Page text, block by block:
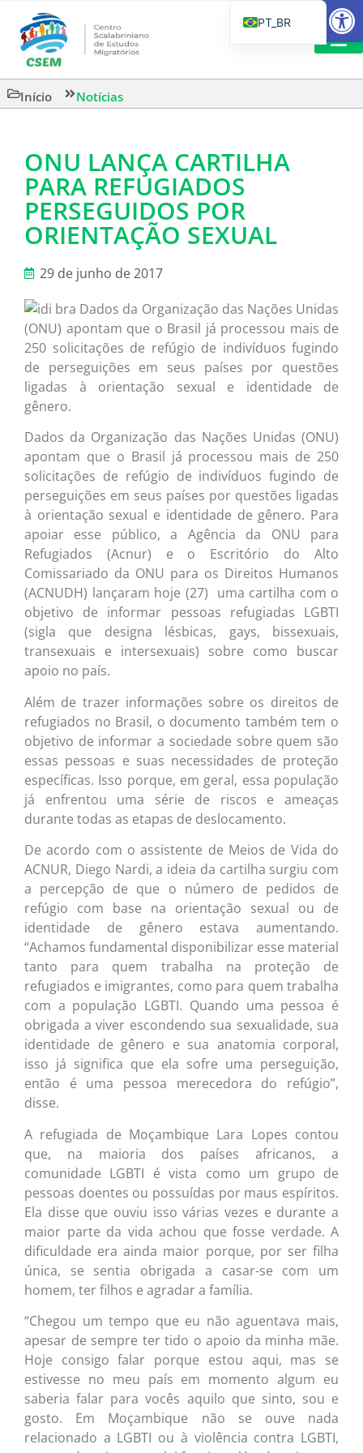
Início Notícias
ONU LANÇA CARTILHA
PARA REFUGIADOS
PERSEGUIDOS POR
ORIENTAÇÃO SEXUAL
29 de junho de 2017
Dados da Organização das Nações Unidas
(ONU) apontam que o Brasil já processou mais de
250 solicitações de refúgio de indivíduos fugindo
de perseguições em seus países por questões
ligadas à orientação sexual e identidade de
gênero.
Dados da Organização das Nações Unidas (ONU)
apontam que o Brasil já processou mais de 250
solicitações de refúgio de indivíduos fugindo de
perseguições em seus países por questões ligadas
à orientação sexual e identidade de gênero. Para
apoiar esse público, a Agência da ONU para
Refugiados (Acnur) e o Escritório do Alto
Comissariado da ONU para os Direitos Humanos
(ACNUDH) lançaram hoje (27) uma cartilha com o
objetivo de informar pessoas refugiadas LGBTI
(sigla que designa lésbicas, gays, bissexuais,
transexuais e intersexuais) sobre como buscar
apoio no país.
Além de trazer informações sobre os direitos de
refugiados no Brasil, o documento também tem o
objetivo de informar a sociedade sobre quem são
essas pessoas e suas necessidades de proteção
específicas. Isso porque, em geral, essa população
já enfrentou uma série de riscos e ameaças
durante todas as etapas de deslocamento.
De acordo com o assistente de Meios de Vida do
ACNUR, Diego Nardi, a ideia da cartilha surgiu com
a percepção de que o número de pedidos de
refúgio com base na orientação sexual ou de
identidade de gênero estava aumentando.
“Achamos fundamental disponibilizar esse material
tanto para quem trabalha na proteção de
refugiados e imigrantes, como para quem trabalha
com a população LGBTI. Quando uma pessoa é
obrigada a viver escondendo sua sexualidade, sua
identidade de gênero e sua anatomia corporal,
isso já significa que ela sofre uma perseguição,
então é uma pessoa merecedora do refúgio”,
disse.
A refugiada de Moçambique Lara Lopes contou
que, na maioria dos países africanos, a
comunidade LGBTI é vista como um grupo de
pessoas doentes ou possuídas por maus espíritos.
Ela disse que ouviu isso várias vezes e durante a
maior parte da vida achou que fosse verdade. A
dificuldade era ainda maior porque, por ser filha
única, se sentia obrigada a casar-se com um
homem, ter filhos e agradar a família.
“Chegou um tempo que eu não aguentava mais,
apesar de sempre ter tido o apoio da minha mãe.
Hoje consigo falar porque estou aqui, mas se
estivesse no meu país em momento algum eu
saberia falar para vocês aquilo que sinto, sou e
gosto. Em Moçambique não se ouve nada
relacionado a LGBTI ou à violência contra LGBTI,
PT_BR
IT